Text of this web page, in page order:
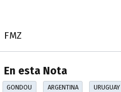
FMZ
En esta Nota
GONDOU ARGENTINA URUGUAY